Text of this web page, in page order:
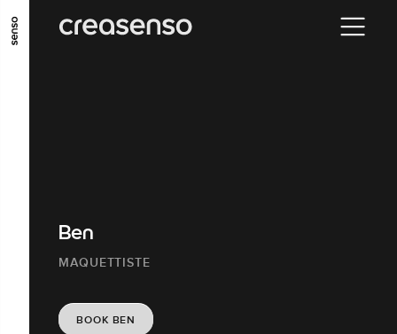
GO TO MAIN CONTENT GO TO MAIN MENU
Ben
MAQUETTISTE
BOOK BEN